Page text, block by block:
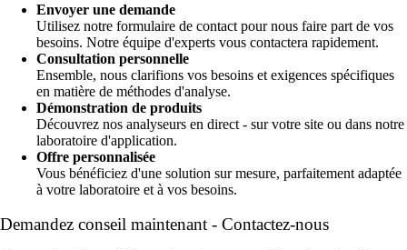
Envoyer une demande
Utilisez notre formulaire de contact pour nous faire part de vos
besoins. Notre équipe d'experts vous contactera rapidement.
Consultation personnelle
Ensemble, nous clarifions vos besoins et exigences spécifiques
en matière de méthodes d'analyse.
Démonstration de produits
Découvrez nos analyseurs en direct - sur votre site ou dans notre
laboratoire d'application.
Offre personnalisée
Vous bénéficiez d'une solution sur mesure, parfaitement adaptée
à votre laboratoire et à vos besoins.
Demandez conseil maintenant - Contactez-nous